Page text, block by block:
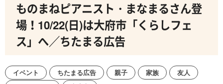
ものまねピアニスト・まなまるさん登
場！10/22(日)は大府市「くらしフェ
ス」へ／ちたまる広告
イベント ちたまる広告 親子 家族
友人